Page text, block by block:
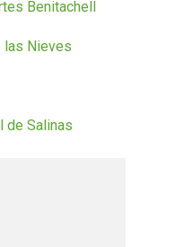
Benitachell
las Nieves
de Salinas